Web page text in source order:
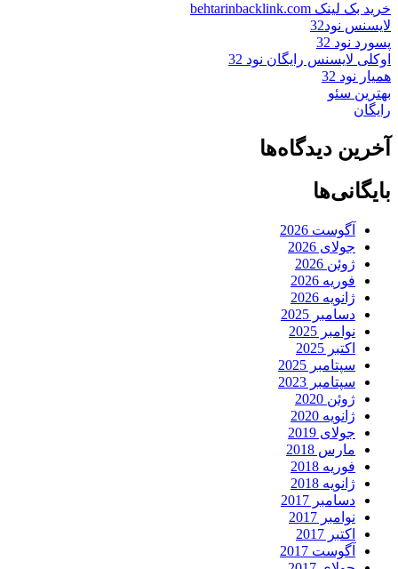
خرید بک لینک behtarinbacklink.com
لایسنس نود32
پسورد نود 32
اوکلی لایسنس رایگان نود 32
همیار نود 32
بهترین سئو
رایگان
آخرین دیدگاه‌ها
بایگانی‌ها
آگوست 2026
جولای 2026
ژوئن 2026
فوریه 2026
ژانویه 2026
دسامبر 2025
نوامبر 2025
اکتبر 2025
سپتامبر 2025
سپتامبر 2023
ژوئن 2020
ژانویه 2020
جولای 2019
مارس 2018
فوریه 2018
ژانویه 2018
دسامبر 2017
نوامبر 2017
اکتبر 2017
آگوست 2017